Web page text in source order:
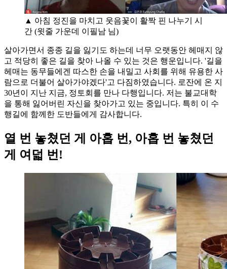
▲ 아침 정진을 마치고 웃음꽃이 활짝 핀 나누기 시
간 (윗줄 가운데 이필남 님)
살아가면서 종종 길을 잃기도 하는데 너무 오랫동안 헤매지 않
고 적당히 좋은 길을 찾아 나올 수 있는 것은 행운입니다. '길을
헤매는 동무들에겐 따스한 손을 내밀고 사회를 위해 유용한 사
람으로 더불어 살아가야겠다'고 다짐하였습니다. 로잔에 온 지
30년이 지난 지금, 정토회를 만나 다행입니다. 저는 불교대학
을 통해 잃어버린 자신을 찾아가고 있는 중입니다. 특히 이 수
행길에 함께한 도반들에게 감사합니다.
열 번 놓쳤던 게 아홉 번, 아홉 번 놓쳤던
게 여덟 번!